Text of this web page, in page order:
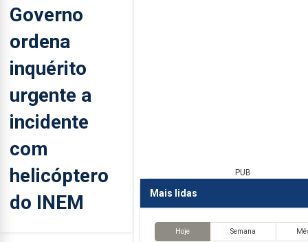
Governo
ordena
inquérito
urgente a
incidente
com
helicóptero
do INEM
PUB
Mais lidas
Hoje Semana